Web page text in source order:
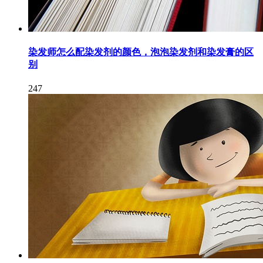
染发师怎么配染发剂的颜色，泡泡染发剂和染发膏的区
别
247